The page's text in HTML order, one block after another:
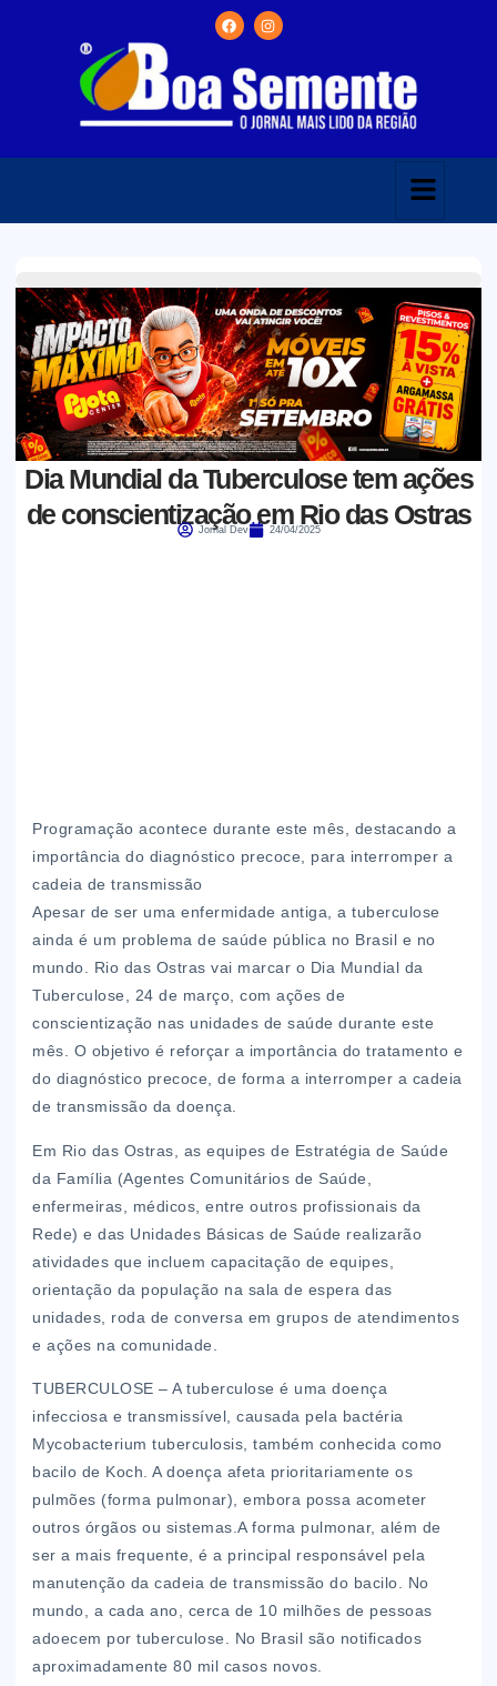
Dia Mundial da Tuberculose tem ações
de conscientização em Rio das Ostras
Jornal Dev 24/04/2025
Programação acontece durante este mês, destacando a
importância do diagnóstico precoce, para interromper a
cadeia de transmissão
Apesar de ser uma enfermidade antiga, a tuberculose
ainda é um problema de saúde pública no Brasil e no
mundo. Rio das Ostras vai marcar o Dia Mundial da
Tuberculose, 24 de março, com ações de
conscientização nas unidades de saúde durante este
mês. O objetivo é reforçar a importância do tratamento e
do diagnóstico precoce, de forma a interromper a cadeia
de transmissão da doença.
Em Rio das Ostras, as equipes de Estratégia de Saúde
da Família (Agentes Comunitários de Saúde,
enfermeiras, médicos, entre outros profissionais da
Rede) e das Unidades Básicas de Saúde realizarão
atividades que incluem capacitação de equipes,
orientação da população na sala de espera das
unidades, roda de conversa em grupos de atendimentos
e ações na comunidade.
TUBERCULOSE – A tuberculose é uma doença
infecciosa e transmissível, causada pela bactéria
Mycobacterium tuberculosis, também conhecida como
bacilo de Koch. A doença afeta prioritariamente os
pulmões (forma pulmonar), embora possa acometer
outros órgãos ou sistemas.A forma pulmonar, além de
ser a mais frequente, é a principal responsável pela
manutenção da cadeia de transmissão do bacilo. No
mundo, a cada ano, cerca de 10 milhões de pessoas
adoecem por tuberculose. No Brasil são notificados
aproximadamente 80 mil casos novos.